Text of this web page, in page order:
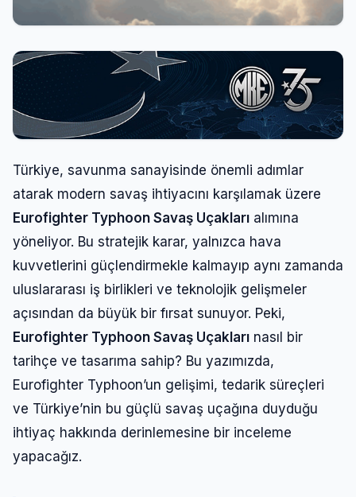
Türkiye, savunma sanayisinde önemli adımlar
atarak modern savaş ihtiyacını karşılamak üzere
Eurofighter Typhoon Savaş Uçakları alımına
yöneliyor. Bu stratejik karar, yalnızca hava
kuvvetlerini güçlendirmekle kalmayıp aynı zamanda
uluslararası iş birlikleri ve teknolojik gelişmeler
açısından da büyük bir fırsat sunuyor. Peki,
Eurofighter Typhoon Savaş Uçakları nasıl bir
tarihçe ve tasarıma sahip? Bu yazımızda,
Eurofighter Typhoon’un gelişimi, tedarik süreçleri
ve Türkiye’nin bu güçlü savaş uçağına duyduğu
ihtiyaç hakkında derinlemesine bir inceleme
yapacağız.